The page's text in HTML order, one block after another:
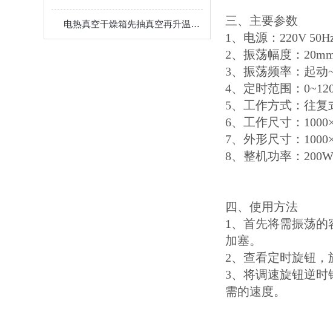
电热真空干燥箱先抽真空再升温加热的原因分析
三、主要参数
1、电源：220V
2、振荡幅度：
3、振荡频率：起动
4、定时范围：
5、工作方式：往复
6、工作尺寸：
7、外形尺寸：
8、整机功率：200W
四、使用方法
1、首先将需振荡
加塞。
2、查看定时旋钮，
3、将调速旋钮逆
需的速度。